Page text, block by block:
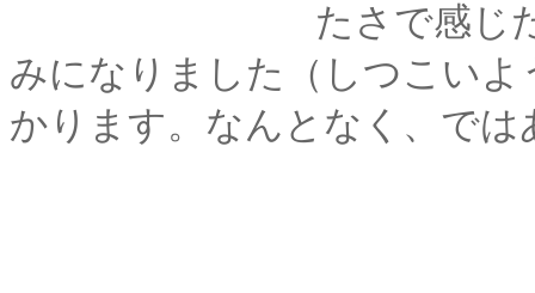
たさで感じたりする
みになりました（しつこい
かります。なんとなく、では